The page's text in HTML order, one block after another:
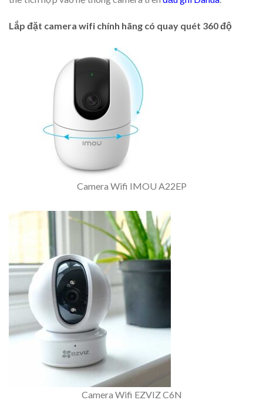
Lắp đặt camera wifi chính hãng có quay quét 360 độ
Camera Wifi IMOU A22EP
Camera Wifi EZVIZ C6N